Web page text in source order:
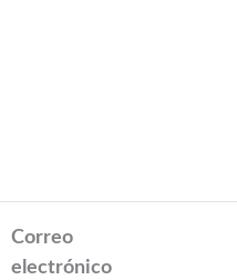
Correo
electrónico